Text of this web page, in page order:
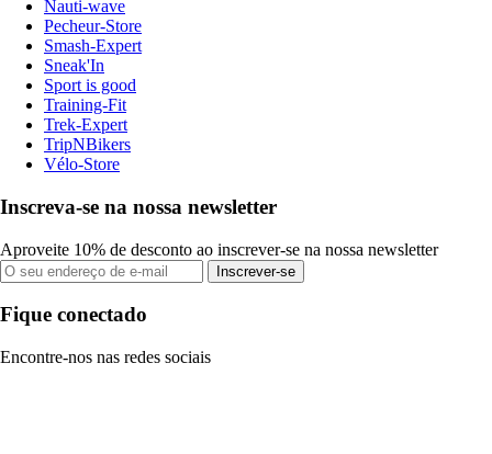
Nauti-wave
Pecheur-Store
Smash-Expert
Sneak'In
Sport is good
Training-Fit
Trek-Expert
TripNBikers
Vélo-Store
Inscreva-se na nossa newsletter
Aproveite 10% de desconto ao inscrever-se na nossa newsletter
Inscrever-se
Fique conectado
Encontre-nos nas redes sociais